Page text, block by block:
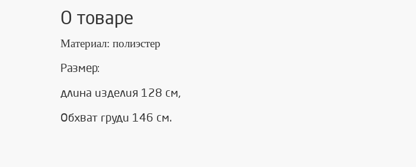
О товаре
Материал: полиэстер
Размер:
длина изделия 128 см,
Обхват груди 146 см.